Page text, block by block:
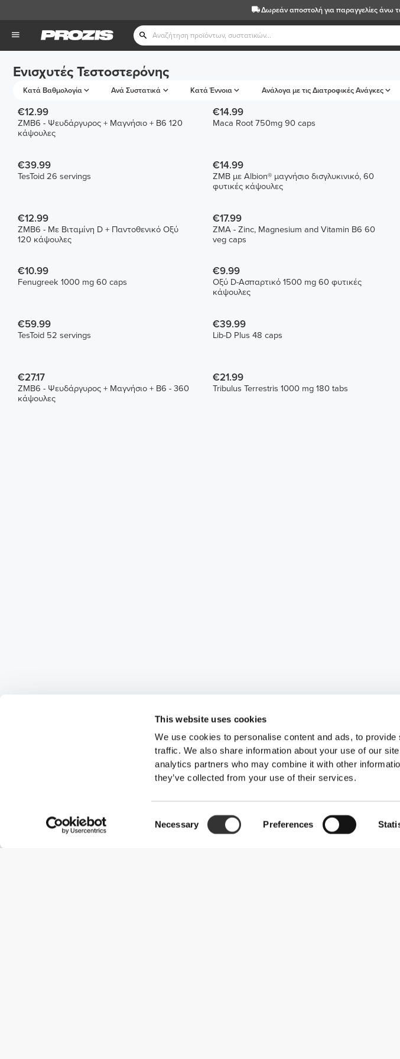
This website uses cookies
We use cookies to personalise content and ads, to
traffic. We also share information about your use of our
analytics partners who may combine it with other
they’ve collected from your use of their services.
Selection
Necessary Preferences
Δωρεάν αποστολήγια παραγγελίες άνω
Ενισχυτές Τεστοστερόνης
Κατά Βαθμολογία Ανά Συστατικά Κατά Έννοια Ανάλογα με τις Διατροφικές Ανάγκες
€12.99
ZMB6 - Ψευδάργυρος + Μαγνήσιο + B6 120
κάψουλες
€14.99
Maca Root 750mg 90 caps
€39.99
TesToid 26 servings
€14.99
ZMB με Albion® μαγνήσιο δισγλυκινικό, 60
φυτικές κάψουλες
€12.99
ZMB6 - Με Βιταμίνη D + Παντοθενικό Οξύ
120 κάψουλες
€17.99
ZMA - Zinc, Magnesium and Vitamin B6 60
veg caps
€10.99
Fenugreek 1000 mg 60 caps
€9.99
Οξύ D-Ασπαρτικό 1500 mg 60 φυτικές
κάψουλες
€59.99
TesToid 52 servings
€39.99
Lib-D Plus 48 caps
€27.17
ZMB6 - Ψευδάργυρος + Μαγνήσιο + B6 - 360
κάψουλες
€21.99
Tribulus Terrestris 1000 mg 180 tabs